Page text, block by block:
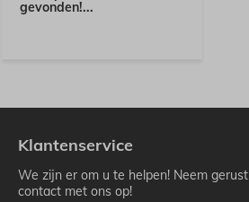
gevonden!...
Klantenservice
We zijn er om u te helpen! Neem gerust
contact met ons op!